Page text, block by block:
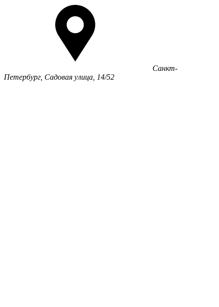
Санкт-
Петербург, Садовая улица, 14/52